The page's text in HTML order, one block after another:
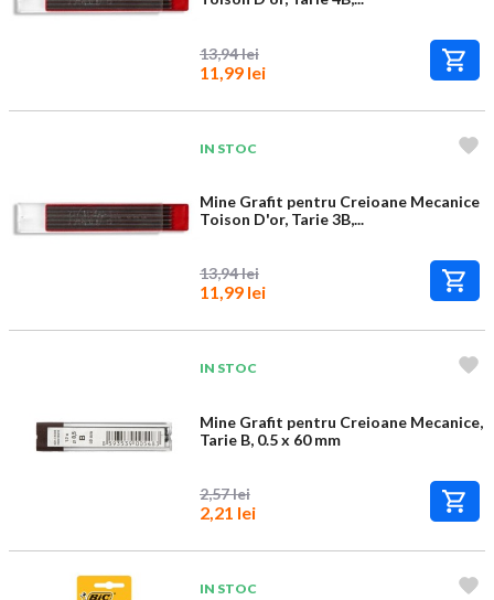
13,94 lei
11,99 lei
IN STOC
Mine Grafit pentru Creioane Mecanice
Toison D'or, Tarie 3B,...
13,94 lei
11,99 lei
IN STOC
Mine Grafit pentru Creioane Mecanice,
Tarie B, 0.5 x 60 mm
2,57 lei
2,21 lei
IN STOC